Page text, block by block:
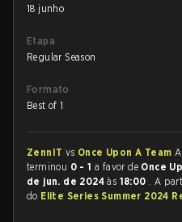
18 junho
Etapa
Regular Season
Formato
Best of 1
ZennIT vs Once Upon A Team
terminou 0 - 1 a favor de Once
de jun. de 2024às 18:00 . A
do Elite Series Summer 2024